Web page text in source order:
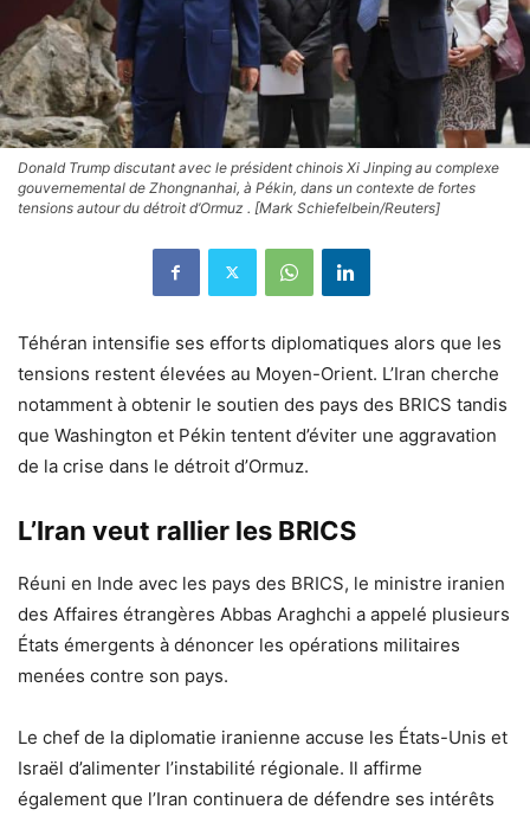
Donald Trump discutant avec le président chinois Xi Jinping au complexe
gouvernemental de Zhongnanhai, à Pékin, dans un contexte de fortes
tensions autour du détroit d’Ormuz . [Mark Schiefelbein/Reuters]
Téhéran intensifie ses efforts diplomatiques alors que les
tensions restent élevées au Moyen-Orient. L’Iran cherche
notamment à obtenir le soutien des pays des BRICS tandis
que Washington et Pékin tentent d’éviter une aggravation
de la crise dans le détroit d’Ormuz.
L’Iran veut rallier les BRICS
Réuni en Inde avec les pays des BRICS, le ministre iranien
des Affaires étrangères Abbas Araghchi a appelé plusieurs
États émergents à dénoncer les opérations militaires
menées contre son pays.
Le chef de la diplomatie iranienne accuse les États-Unis et
Israël d’alimenter l’instabilité régionale. Il affirme
également que l’Iran continuera de défendre ses intérêts